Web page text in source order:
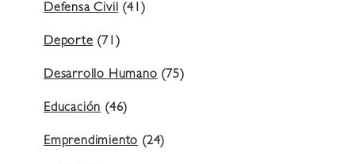
Defensa Civil(41)
Deporte(71)
Desarrollo Humano(75)
Educación(46)
Emprendimiento(24)